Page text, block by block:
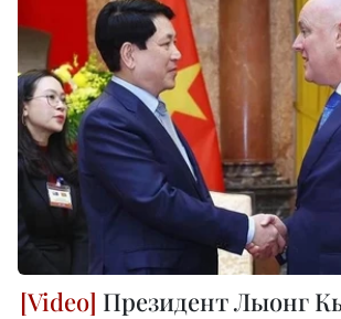
Президент Лыонг